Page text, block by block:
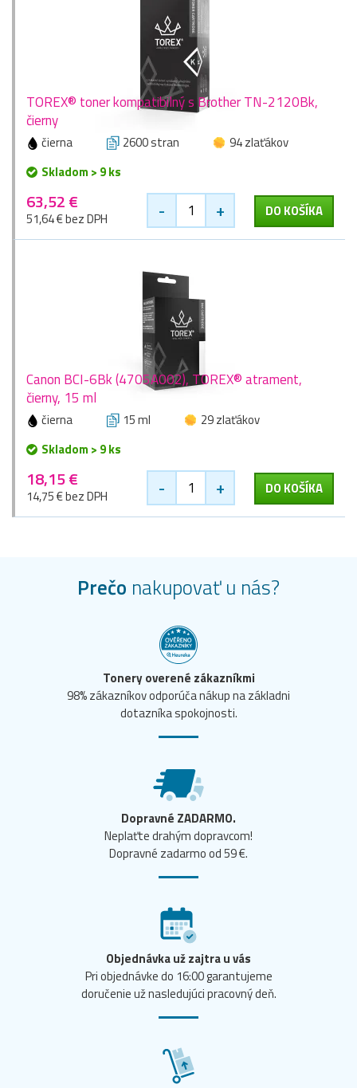
TOREX® toner kompatibilný s Brother TN-2120Bk,
čierny
čierna 2600 stran
94 zlaťákov
Skladom > 9 ks
63,52 €
51,64 € bez DPH - + DO KOŠÍKA
Canon BCI-6Bk (4705A002), TOREX® atrament,
čierny, 15 ml
čierna 15 ml
29 zlaťákov
Skladom > 9 ks
18,15 €
14,75 € bez DPH - + DO KOŠÍKA
Prečo nakupovať u nás?
Tonery overené zákazníkmi
98% zákazníkov odporúča nákup na základni
dotazníka spokojnosti.
Dopravné ZADARMO.
Neplaťte drahým dopravcom!
Dopravné zadarmo od 59 €.
Objednávka už zajtra u vás
Pri objednávke do 16:00 garantujeme
doručenie už nasledujúci pracovný deň.